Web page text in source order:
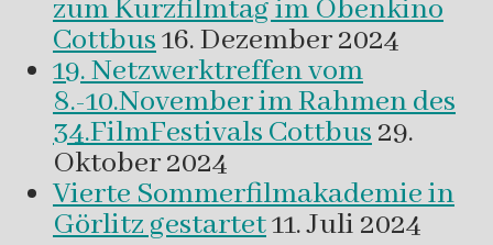
zum Kurzfilmtag im Obenkino
Cottbus16. Dezember 2024
19. Netzwerktreffen vom
8.-10.November im Rahmen des
34.FilmFestivals Cottbus29.
Oktober 2024
Vierte Sommerfilmakademie in
Görlitz gestartet11. Juli 2024